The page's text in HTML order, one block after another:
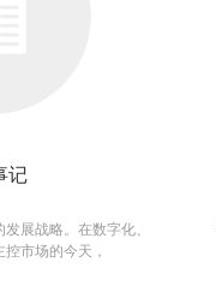
记
展战略。在数字化、
市场的今天，